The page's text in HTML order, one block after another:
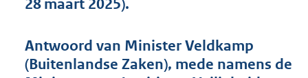
b
28 maart 2025).
Antwoord van Minister Veldkamp
(Buitenlandse Zaken), mede namens de